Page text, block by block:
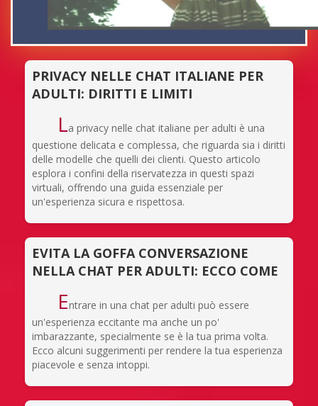
PRIVACY NELLE CHAT ITALIANE PER
ADULTI: DIRITTI E LIMITI
La privacy nelle chat italiane per adulti è una
questione delicata e complessa, che riguarda sia i diritti
delle modelle che quelli dei clienti. Questo articolo
esplora i confini della riservatezza in questi spazi
virtuali, offrendo una guida essenziale per
un'esperienza sicura e rispettosa.
EVITA LA GOFFA CONVERSAZIONE
NELLA CHAT PER ADULTI: ECCO COME
Entrare in una chat per adulti può essere
un'esperienza eccitante ma anche un po'
imbarazzante, specialmente se è la tua prima volta.
Ecco alcuni suggerimenti per rendere la tua esperienza
piacevole e senza intoppi.